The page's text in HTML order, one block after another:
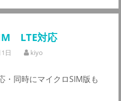
LTE対応
日 kiyo
・同時にマイクロSIM版も